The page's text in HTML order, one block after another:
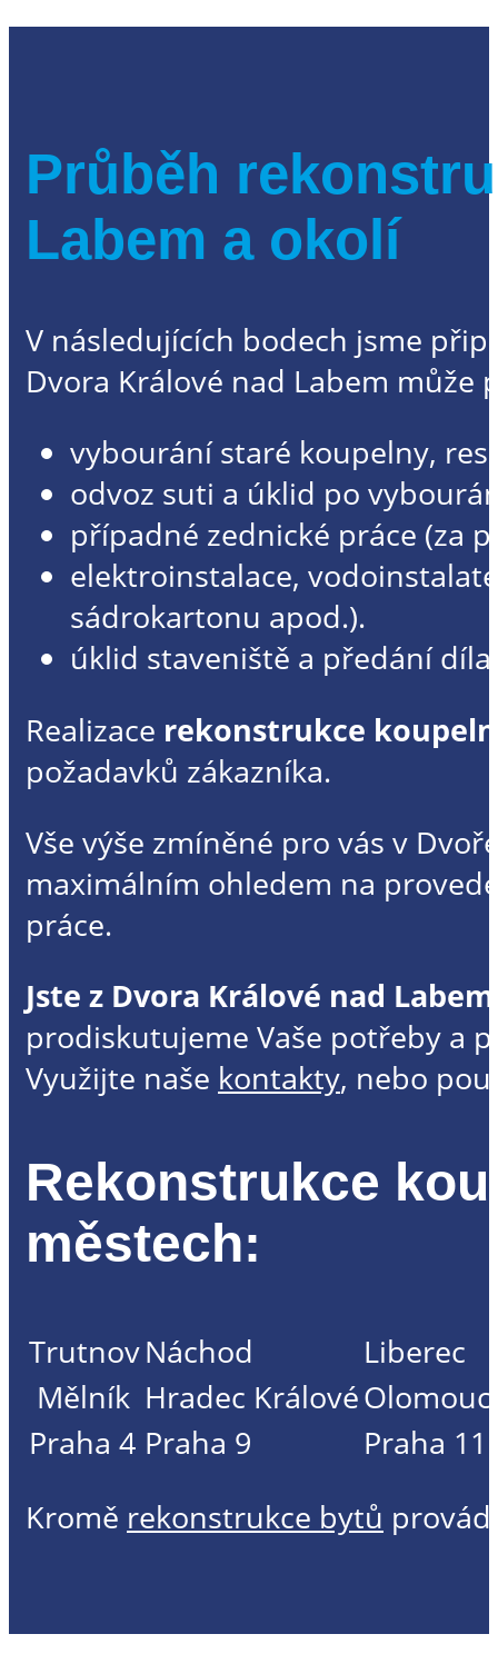
Průběh
Labem a okolí
V následujících bodech jsme
Dvora Králové nad Labem
vybourání staré koupelny,
odvoz suti a úklid po
případné zednické práce (za
elektroinstalace,
sádrokartonu apod.).
úklid staveniště a předání
Realizace rekonstrukce
požadavků zákazníka.
Vše výše zmíněné pro vás v
maximálním ohledem na
práce.
Jste z Dvora Králové nad
prodiskutujeme Vaše potřeby a
Využijte naše kontakty, nebo
Rekonstrukce
městech:
TrutnovNáchod
Liberec
Mělník Hradec KrálovéOlomouc
Praha 4 Praha 9
Praha 11
Kromě rekonstrukce bytů